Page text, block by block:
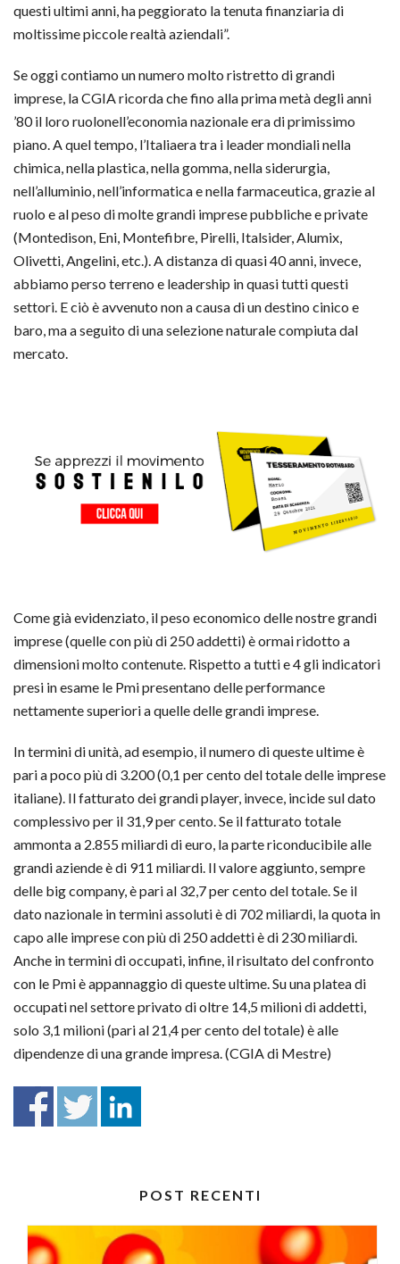
questi ultimi anni, ha peggiorato la tenuta finanziaria di
moltissime piccole realtà aziendali”.
Se oggi contiamo un numero molto ristretto di grandi
imprese, la CGIA ricorda che fino alla prima metà degli anni
’80 il loro ruolonell’economia nazionale era di primissimo
piano. A quel tempo, l’Italiaera tra i leader mondiali nella
chimica, nella plastica, nella gomma, nella siderurgia,
nell’alluminio, nell’informatica e nella farmaceutica, grazie al
ruolo e al peso di molte grandi imprese pubbliche e private
(Montedison, Eni, Montefibre, Pirelli, Italsider, Alumix,
Olivetti, Angelini, etc.). A distanza di quasi 40 anni, invece,
abbiamo perso terreno e leadership in quasi tutti questi
settori. E ciò è avvenuto non a causa di un destino cinico e
baro, ma a seguito di una selezione naturale compiuta dal
mercato.
Come già evidenziato, il peso economico delle nostre grandi
imprese (quelle con più di 250 addetti) è ormai ridotto a
dimensioni molto contenute. Rispetto a tutti e 4 gli indicatori
presi in esame le Pmi presentano delle performance
nettamente superiori a quelle delle grandi imprese.
In termini di unità, ad esempio, il numero di queste ultime è
pari a poco più di 3.200 (0,1 per cento del totale delle imprese
italiane). Il fatturato dei grandi player, invece, incide sul dato
complessivo per il 31,9 per cento. Se il fatturato totale
ammonta a 2.855 miliardi di euro, la parte riconducibile alle
grandi aziende è di 911 miliardi. Il valore aggiunto, sempre
delle big company, è pari al 32,7 per cento del totale. Se il
dato nazionale in termini assoluti è di 702 miliardi, la quota in
capo alle imprese con più di 250 addetti è di 230 miliardi.
Anche in termini di occupati, infine, il risultato del confronto
con le Pmi è appannaggio di queste ultime. Su una platea di
occupati nel settore privato di oltre 14,5 milioni di addetti,
solo 3,1 milioni (pari al 21,4 per cento del totale) è alle
dipendenze di una grande impresa. (CGIA di Mestre)
POST RECENTI